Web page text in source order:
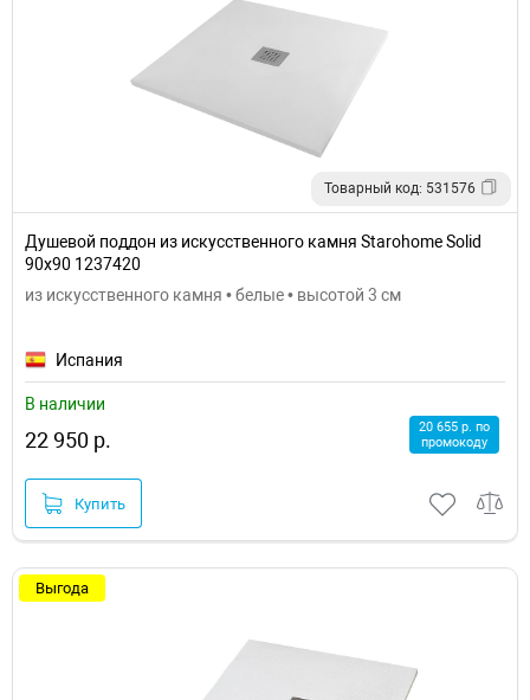
Товарный код: 531576
Душевой поддон из искусственного камня Starohome Solid
90х90 1237420
из искусственного камня • белые • высотой 3 см
Испания
В наличии
22 950 р.
20 655 р. по
промокоду
Купить
Выгода